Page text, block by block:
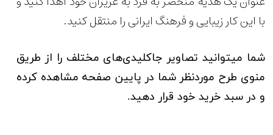
با این کار زیبایی و فرهنگ ایرانی را منتقل کنید.
شما میتوانید تصاویر جاکلیدی‌های مختلف را از طریق
منوی طرح موردنظر شما در پایین صفحه مشاهده کرده
و در سبد خرید خود قرار دهید.